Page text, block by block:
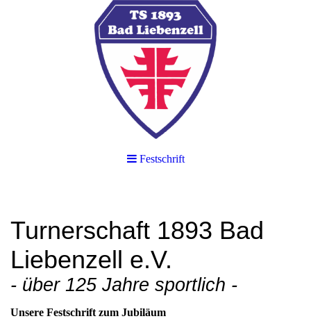
Festschrift
Turnerschaft 1893 Bad
Liebenzell e.V.
- über 125 Jahre sportlich -
Unsere Festschrift zum Jubiläum